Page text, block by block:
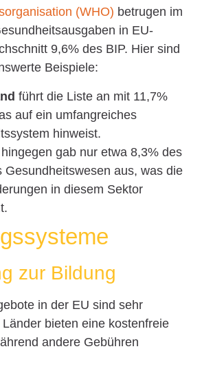
(WHO) betrugen im
in EU-
9,6% des BIP. Hier sind
Beispiele:
führt die Liste an mit 11,7%
auf ein umfangreiches
hinweist.
hingegen gab nur etwa 8,3% des
Gesundheitswesen aus, was die
in diesem Sektor
zur Bildung
in der EU sind sehr
bieten eine kostenfreie
andere Gebühren